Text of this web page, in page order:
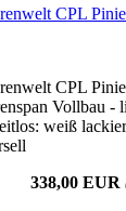
CPL
CPL
Vollbau -
weiß
338,00 EUR